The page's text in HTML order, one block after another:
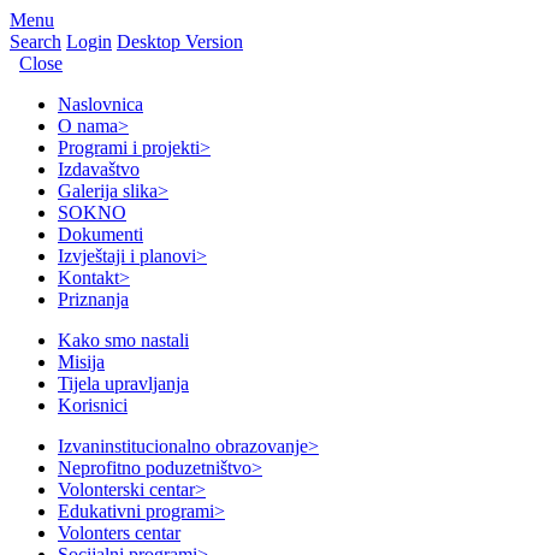
Menu
Search Login Desktop Version
Close
Naslovnica
O nama>
Programi i projekti>
Izdavaštvo
Galerija slika>
SOKNO
Dokumenti
Izvještaji i planovi>
Kontakt>
Priznanja
Kako smo nastali
Misija
Tijela upravljanja
Korisnici
Izvaninstitucionalno obrazovanje>
Neprofitno poduzetništvo>
Volonterski centar>
Edukativni programi>
Volonters centar